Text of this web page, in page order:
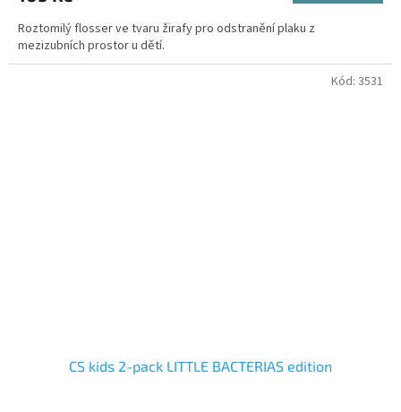
Roztomilý flosser ve tvaru žirafy pro odstranění plaku z
mezizubních prostor u dětí.
CS kids 2-pack LITTLE BACTERIAS edition
Kód: 3531